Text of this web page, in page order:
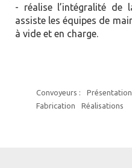
- réalise l’intégralité de
assiste les équipes de
à vide et en charge.
Convoyeurs : Présentation
Fabrication
Réalisations